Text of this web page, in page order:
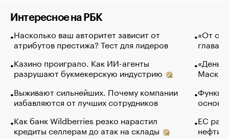
Интересное на РБК
Насколько ваш авторитет зависит от
атрибутов престижа? Тест для лидеров
Казино проиграло. Как ИИ-агенты
разрушают букмекерскую индустрию
Выживают сильнейших. Почему компании
избавляются от лучших сотрудников
Как банк Wildberries резко нарастил
кредиты селлерам до атак на склады
«От
глава
Маск в
основ
ЕС
нефти